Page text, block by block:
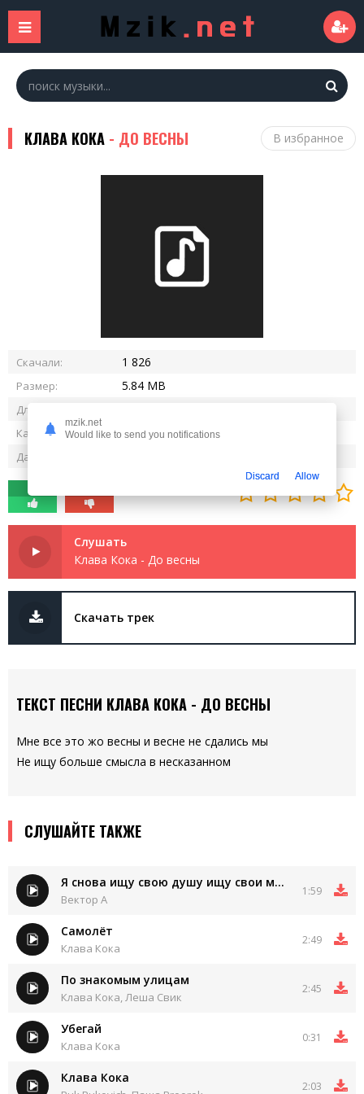
КЛАВА КОКА - ДО ВЕСНЫ В избранное
Скачали: 1 826
Размер: 5.84 MB
Длительность:
Качество: 320 kbps
Дата релиза:
Слушать
Клава Кока - До весны
Скачать трек
ТЕКСТ ПЕСНИ КЛАВА КОКА - ДО ВЕСНЫ
Мне все это жо весны и весне не сдались мы
Не ищу больше смысла в несказанном
СЛУШАЙТЕ ТАКЖЕ
Я снова ищу свою душу ищу свои мысли
Вектор А
1:59
Самолёт
Клава Кока
2:49
По знакомым улицам
Клава Кока, Леша Свик
2:45
Убегай
Клава Кока
0:31
Клава Кока
2:03
mzik.net
Would like to send you notifications
Discard Allow